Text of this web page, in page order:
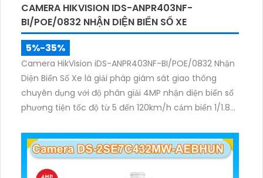
CAMERA HIKVISION IDS-ANPR403NF-
BI/POE/0832 NHẬN DIỆN BIỂN SỐ XE
5%-35%
Camera HikVision iDS-ANPR403NF-BI/POE/0832 Nhận
Diện Biển Số Xe là giải pháp giám sát giao thông
chuyên dụng với độ phân giải 4MP nhận diện biển số
phương tiện tốc độ từ 5 đến 120km/h cảm biến 1/1.8
ảnh rõ nét.